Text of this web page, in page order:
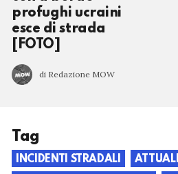
profughi ucraini
esce di strada
[FOTO]
di Redazione MOW
Tag
INCIDENTI STRADALI